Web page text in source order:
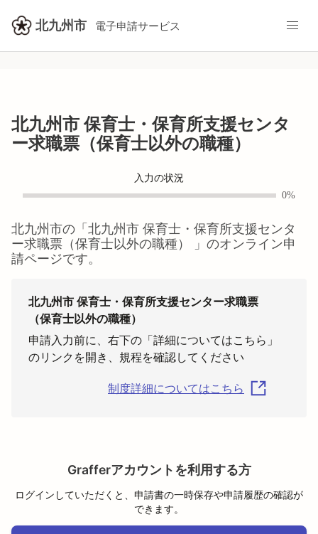
北九州市 電子申請サービス
北九州市 保育士・保育所支援センタ
ー求職票（保育士以外の職種）
入力の状況
0%
北九州市の「 北九州市 保育士・保育所支援センタ
ー求職票（保育士以外の職種）
」のオンライン申
請ページです。
北九州市 保育士・保育所支援センター求職票
（保育士以外の職種）
申請入力前に、右下の「詳細についてはこちら」
のリンクを開き、規程を確認してください
制度詳細についてはこちら
Grafferアカウントを利用する方
ログインしていただくと、申請書の一時保存や申請履歴の確認が
できます。